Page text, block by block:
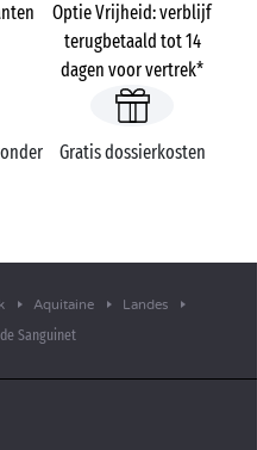
Optie Vrijheid: verblijf
terugbetaald tot 14
dagen voor vertrek*
Gratis dossierkosten
Aquitaine Landes
Sanguinet